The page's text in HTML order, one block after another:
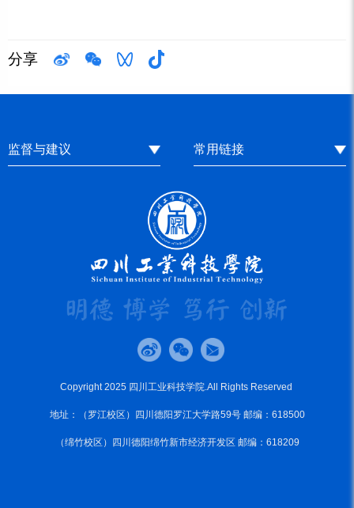
分享
监督与建议 常用链接
Copyright 2025 四川工业科技学院.All Rights Reserved
地址：（罗江校区）四川德阳罗江大学路59号 邮编：618500
（绵竹校区）四川德阳绵竹新市经济开发区 邮编：618209